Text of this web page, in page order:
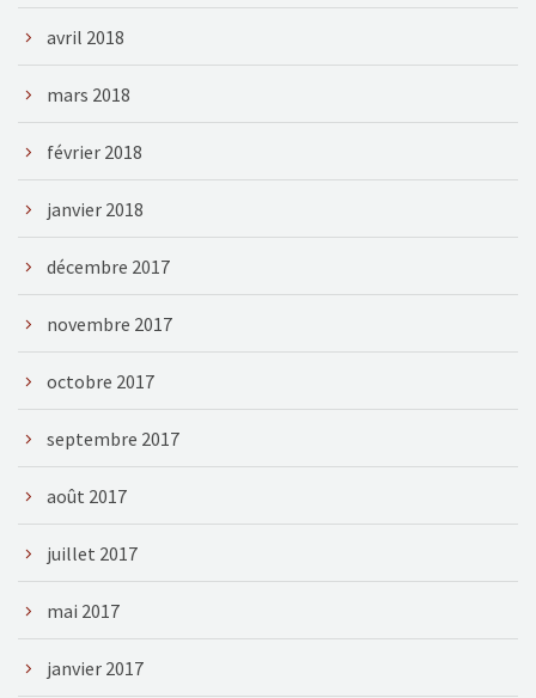
avril 2018
mars 2018
février 2018
janvier 2018
décembre 2017
novembre 2017
octobre 2017
septembre 2017
août 2017
juillet 2017
mai 2017
janvier 2017